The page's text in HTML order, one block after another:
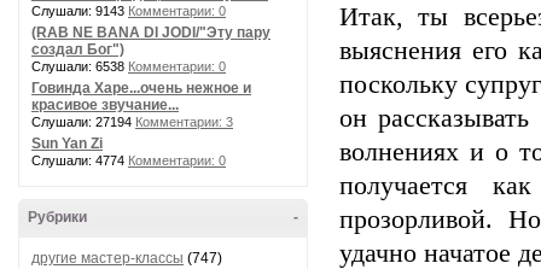
Слушали: 9143 Комментарии: 0
(RAB NE BANA DI JODI/"Эту пару
создал Бог")
Слушали: 6538 Комментарии: 0
Говинда Харе...очень нежное и
красивое звучание...
Слушали: 27194 Комментарии: 3
Sun Yan Zi
Слушали: 4774 Комментарии: 0
-
Рубрики
другие мастер-классы (747)
Итак, ты
выяснения его
поскольку
он
волнениях и о
получается
прозорливой.
удачно начатое